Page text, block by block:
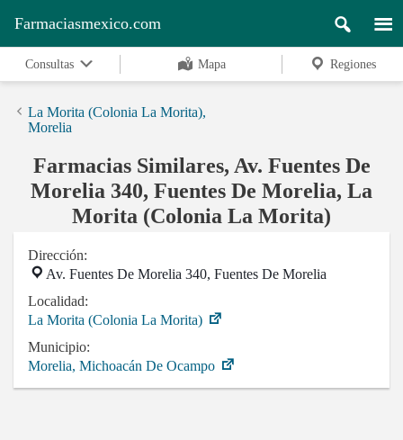
Farmaciasmexico.com
Consultas Mapa Regiones
La Morita (Colonia La Morita),
Morelia
Farmacias Similares, Av. Fuentes De
Morelia 340, Fuentes De Morelia, La
Morita (Colonia La Morita)
Dirección:
Av. Fuentes De Morelia 340, Fuentes De Morelia
Localidad:
La Morita (Colonia La Morita)
Municipio:
Morelia, Michoacán De Ocampo